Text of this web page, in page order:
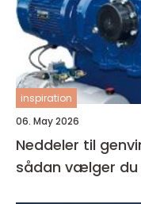
inspiration
06. May 2026
Neddeler til
sådan vælger